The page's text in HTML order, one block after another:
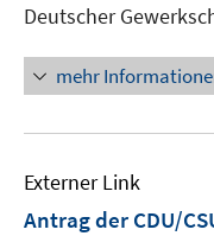
Deutscher
mehr
Externer Link
Antrag der CDU/